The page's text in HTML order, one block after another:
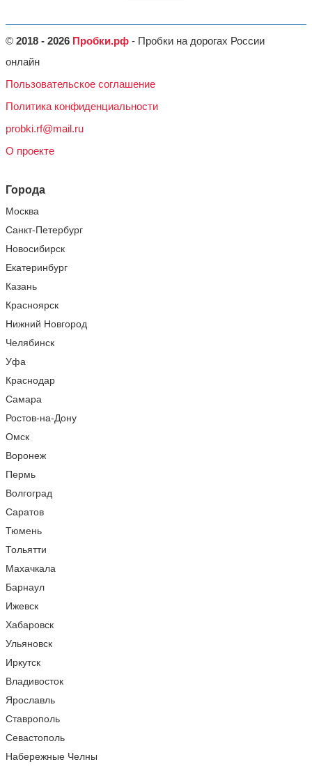
© 2018 - 2026 Пробки.рф - Пробки на дорогах России
онлайн
Пользовательское соглашение
Политика конфиденциальности
probki.rf@mail.ru
О проекте
Города
Москва
Санкт-Петербург
Новосибирск
Екатеринбург
Казань
Красноярск
Нижний Новгород
Челябинск
Уфа
Краснодар
Самара
Ростов-на-Дону
Омск
Воронеж
Пермь
Волгоград
Саратов
Тюмень
Тольятти
Махачкала
Барнаул
Ижевск
Хабаровск
Ульяновск
Иркутск
Владивосток
Ярославль
Ставрополь
Севастополь
Набережные Челны